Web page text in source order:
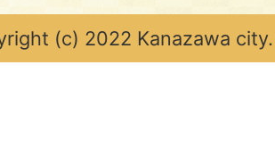
(c) 2022 Kanazawa